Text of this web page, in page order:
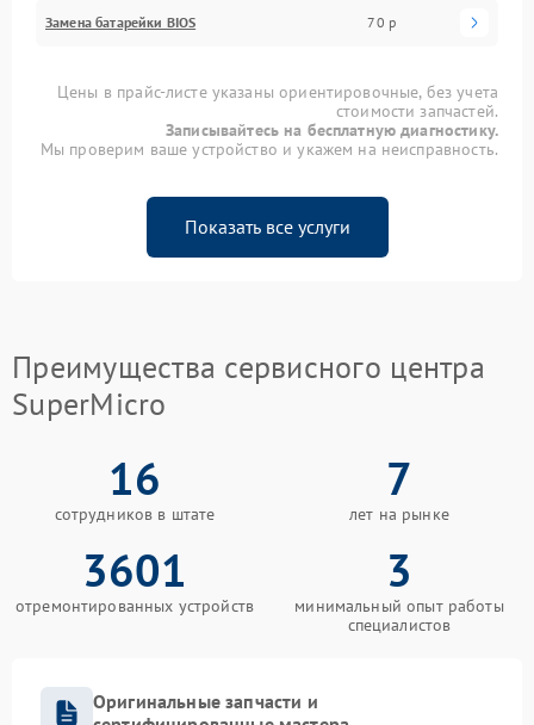
Замена батарейки BIOS 70 р
Цены в прайс-листе указаны ориентировочные, без учета
стоимости запчастей.
Записывайтесь на бесплатную диагностику.
Мы проверим ваше устройство и укажем на неисправность.
Показать все услуги
Преимущества сервисного центра
SuperMicro
16
сотрудников в штате
7
лет на рынке
3601
отремонтированных устройств
3
минимальный опыт работы
специалистов
Оригинальные запчасти и